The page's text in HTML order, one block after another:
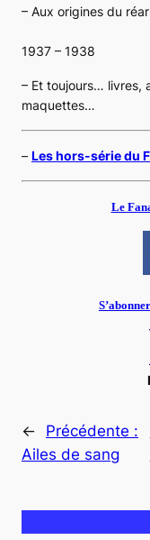
– Aux origines du
1937 – 1938
– Et toujours… livres,
maquettes…
– Les hors-série du
Le
←
Précédente :
Ailes de sang